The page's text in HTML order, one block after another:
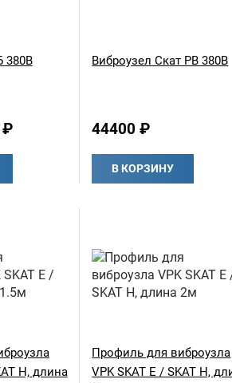
380В Виброузел Скат РВ 380В
44400 ₽
В КОРЗИНУ
H, длина
Профиль для виброузла
VPK SKAT E / SKAT H,